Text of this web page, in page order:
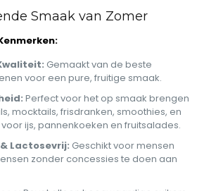
Smaak van Zomer
Gemaakt van de beste
voor een pure, fruitige smaak.
Perfect voor het op smaak brengen
mocktails, frisdranken, smoothies, en
ijs, pannenkoeken en fruitsalades.
Lactosevrij: Geschikt voor mensen
zonder concessies te doen aan